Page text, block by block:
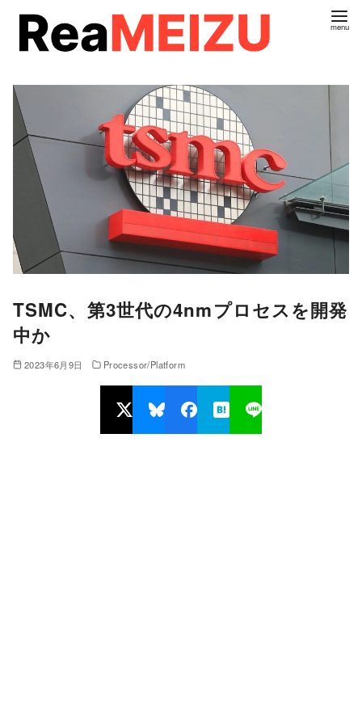
TSMC、第3世代の4nmプロセスを開発
中か
2023年6月9日 Processor/Platform